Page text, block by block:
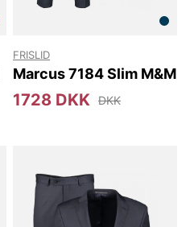
FRISLID
Marcus 7184 Slim M&M
1728 DKK DKK